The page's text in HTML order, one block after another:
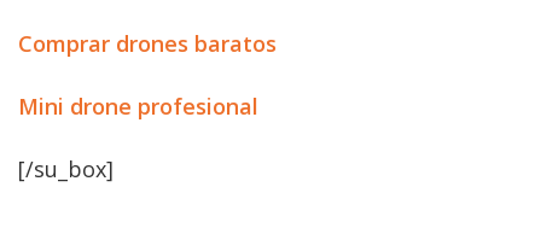
Comprar drones baratos
Mini drone profesional
[/su_box]